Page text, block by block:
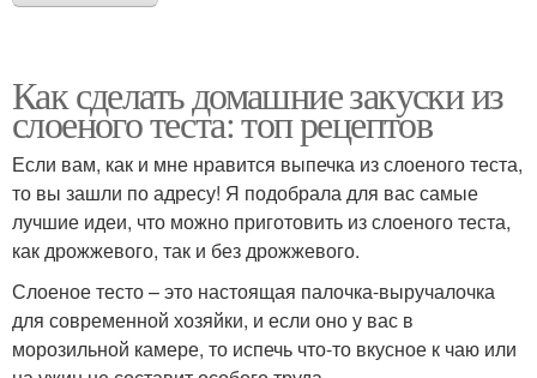
Как сделать домашние закуски из
слоеного теста: топ рецептов
Если вам, как и мне нравится выпечка из слоеного теста,
то вы зашли по адресу! Я подобрала для вас самые
лучшие идеи, что можно приготовить из слоеного теста,
как дрожжевого, так и без дрожжевого.
Слоеное тесто – это настоящая палочка-выручалочка
для современной хозяйки, и если оно у вас в
морозильной камере, то испечь что-то вкусное к чаю или